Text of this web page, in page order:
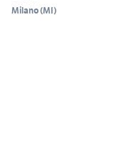
Milano(MI)